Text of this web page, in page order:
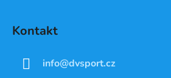
Kontakt
info@dvsport.cz